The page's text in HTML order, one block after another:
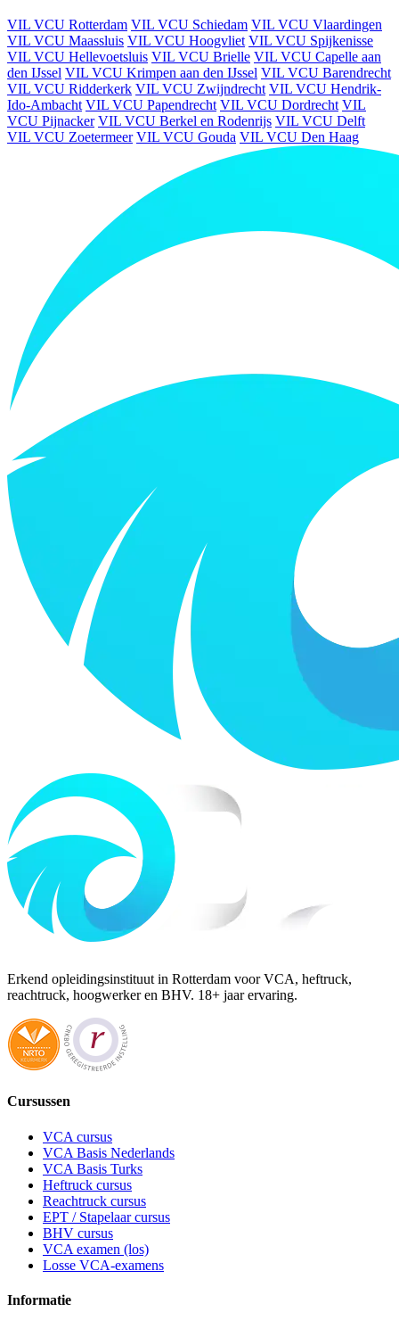
VIL VCU Rotterdam VIL VCU Schiedam VIL VCU Vlaardingen
VIL VCU Maassluis VIL VCU Hoogvliet VIL VCU Spijkenisse
VIL VCU Hellevoetsluis VIL VCU Brielle VIL VCU Capelle aan
den IJssel VIL VCU Krimpen aan den IJssel VIL VCU Barendrecht
VIL VCU Ridderkerk VIL VCU Zwijndrecht VIL VCU Hendrik-
Ido-Ambacht VIL VCU Papendrecht VIL VCU Dordrecht VIL
VCU Pijnacker VIL VCU Berkel en Rodenrijs VIL VCU Delft
VIL VCU Zoetermeer VIL VCU Gouda VIL VCU Den Haag
Erkend opleidingsinstituut in Rotterdam voor VCA, heftruck,
reachtruck, hoogwerker en BHV. 18+ jaar ervaring.
Cursussen
VCA cursus
VCA Basis Nederlands
VCA Basis Turks
Heftruck cursus
Reachtruck cursus
EPT / Stapelaar cursus
BHV cursus
VCA examen (los)
Losse VCA-examens
Informatie